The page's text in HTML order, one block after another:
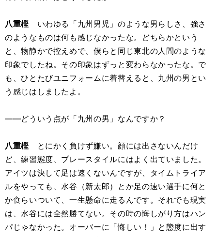
八重樫いわゆる「九州男児」のような男らしさ、強さ
のようなものは何も感じなかったな。どちらかという
と、物静かで控えめで、僕らと同じ東北の人間のような
印象でしたね。その印象はずっと変わらなかったな。で
も、ひとたびユニフォームに着替えると、九州の男とい
う感じはしましたよ。
――どういう点が「九州の男」なんですか？
八重樫とにかく負けず嫌い。顔には出さないんだけ
ど、練習態度、プレースタイルにはよく出ていました。
アイツは決して足は速くないんですが、タイムトライア
ルをやっても、水谷（新太郎）とか足の速い選手に何と
か食らいついて、一生懸命に走るんです。それでも現実
は、水谷には全然勝てない。その時の悔しがり方はハン
パじゃなかった。オーバーに「悔しい！」と態度に出す